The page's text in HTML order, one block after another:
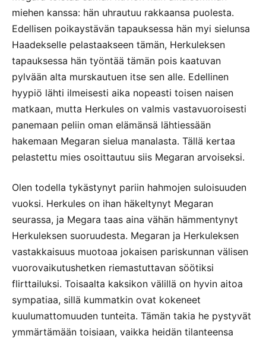
miehen kanssa: hän uhrautuu rakkaansa puolesta.
Edellisen poikaystävän tapauksessa hän myi sielunsa
Haadekselle pelastaakseen tämän, Herkuleksen
tapauksessa hän työntää tämän pois kaatuvan
pylvään alta murskautuen itse sen alle. Edellinen
hyypiö lähti ilmeisesti aika nopeasti toisen naisen
matkaan, mutta Herkules on valmis vastavuoroisesti
panemaan peliin oman elämänsä lähtiessään
hakemaan Megaran sielua manalasta. Tällä kertaa
pelastettu mies osoittautuu siis Megaran arvoiseksi.
Olen todella tykästynyt pariin hahmojen suloisuuden
vuoksi. Herkules on ihan häkeltynyt Megaran
seurassa, ja Megara taas aina vähän hämmentynyt
Herkuleksen suoruudesta. Megaran ja Herkuleksen
vastakkaisuus muotoaa jokaisen pariskunnan välisen
vuorovaikutushetken riemastuttavan söötiksi
flirttailuksi. Toisaalta kaksikon välillä on hyvin aitoa
sympatiaa, sillä kummatkin ovat kokeneet
kuulumattomuuden tunteita. Tämän takia he pystyvät
ymmärtämään toisiaan, vaikka heidän tilanteensa